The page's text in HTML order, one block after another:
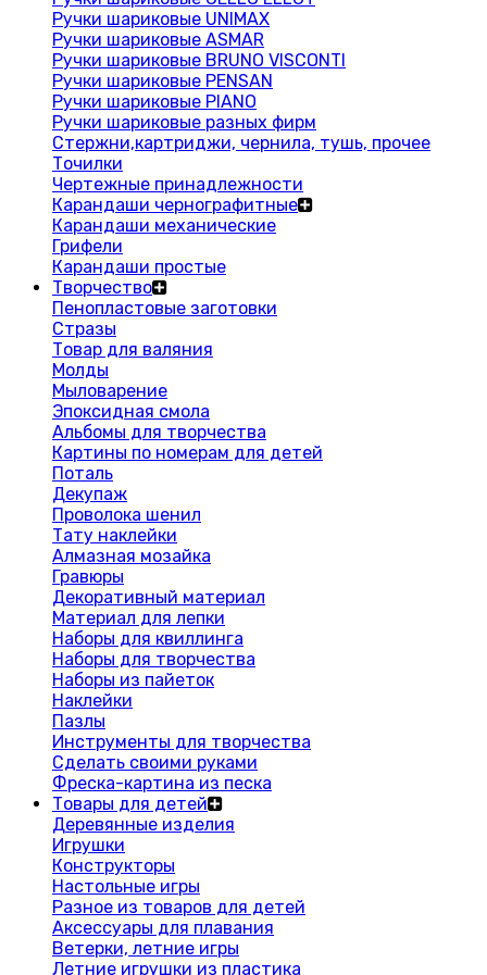
Ручки шариковые UNIMAX
Ручки шариковые ASMAR
Ручки шариковые BRUNO VISCONTI
Ручки шариковые PENSAN
Ручки шариковые PIANO
Ручки шариковые разных фирм
Стержни,картриджи, чернила, тушь, прочее
Точилки
Чертежные принадлежности
Карандаши чернографитные
Карандаши механические
Грифели
Карандаши простые
Творчество
Пенопластовые заготовки
Стразы
Товар для валяния
Молды
Мыловарение
Эпоксидная смола
Альбомы для творчества
Картины по номерам для детей
Поталь
Декупаж
Проволока шенил
Тату наклейки
Алмазная мозайка
Гравюры
Декоративный материал
Материал для лепки
Наборы для квиллинга
Наборы для творчества
Наборы из пайеток
Наклейки
Пазлы
Инструменты для творчества
Сделать своими руками
Фреска-картина из песка
Товары для детей
Деревянные изделия
Игрушки
Конструкторы
Настольные игры
Разное из товаров для детей
Аксессуары для плавания
Ветерки, летние игры
Летние игрушки из пластика